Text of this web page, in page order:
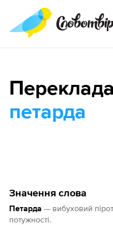
Значення слова
Петарда — вибуховий
потужності.
петарда